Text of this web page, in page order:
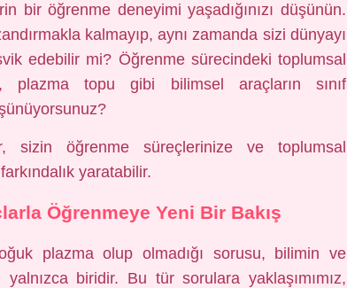
bir öğrenme deneyimi yaşadığınızı düşünün.
kalmayıp, aynı zamanda sizi dünyayı
edebilir mi? Öğrenme sürecindeki toplumsal
plazma topu gibi bilimsel araçların sınıf
sizin öğrenme süreçlerinize ve toplumsal
yaratabilir.
Öğrenmeye Yeni Bir Bakış
plazma olup olmadığı sorusu, bilimin ve
biridir. Bu tür sorulara yaklaşımımız,